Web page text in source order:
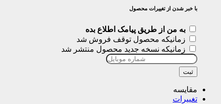
با خبر شدن از تغییرات محصول
به من از طریق پیامک اطلاع بده
زمانیکه محصول توقف فروش شد
زمانیکه نسخه جدید محصول منتشر شد
ثبت
مقایسه
تغییرات